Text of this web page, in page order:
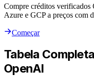
Compre créditos
Azure e GCP a preços com
Começar
Tabela
OpenAI